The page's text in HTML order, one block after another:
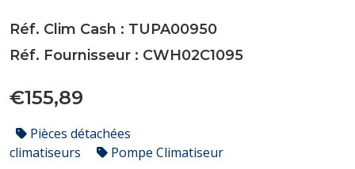
Réf. Clim Cash : TUPA00950
Réf. Fournisseur : CWH02C1095
€155,89
Pièces détachées
climatiseurs
Pompe Climatiseur